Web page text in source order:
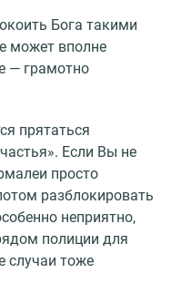
Бога такими
может вполне
— грамотно
прятаться
Если Вы не
просто
разблокировать
неприятно,
полиции для
случаи тоже